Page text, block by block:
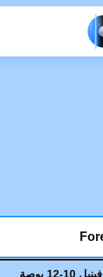
فينيل 10-12 بوصة